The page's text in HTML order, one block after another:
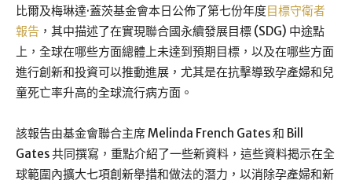
比爾及梅琳達·蓋茨基金會本日公佈了第七份年度目標守衛者
報告 ，其中描述了在實現聯合國永續發展目標 (SDG) 中途點
上，全球在哪些方面總體上未達到預期目標，以及在哪些方面
進行創新和投資可以推動進展，尤其是在抗擊導致孕產婦和兒
童死亡率升高的全球流行病方面。
該報告由基金會聯合主席 Melinda French Gates 和 Bill
Gates 共同撰寫，重點介紹了一些新資料，這些資料揭示在全
球範圍內擴大七項創新舉措和做法的潛力，以消除孕產婦和新